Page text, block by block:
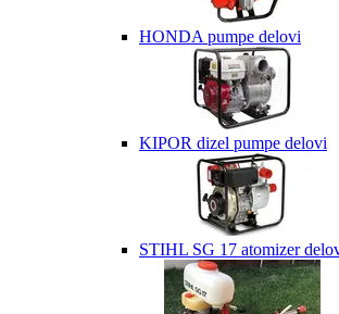
HONDA pumpe delovi
KIPOR dizel pumpe delovi
STIHL SG 17 atomizer